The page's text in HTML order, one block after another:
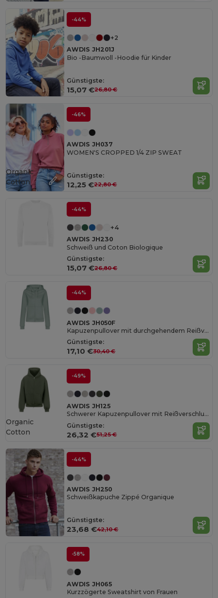
-44%
+2
AWDIS JH201J
Bio -Baumwoll -Hoodie für Kinder
Günstigste:
15,07 €26,80 €
-46%
AWDIS JH037
WOMEN'S CROPPED 1/4 ZIP SWEAT
Günstigste:
12,25 €22,80 €
Organic
Cotton
-44%
+4
AWDIS JH230
Schweiß und Coton Biologique
Günstigste:
15,07 €26,80 €
-44%
AWDIS JH050F
Kapuzenpullover mit durchgehendem Reißverschluss
Günstigste:
17,10 €30,40 €
-49%
AWDIS JH125
Schwerer Kapuzenpullover mit Reißverschluss
Günstigste:
26,32 €51,25 €
Organic
Cotton
-44%
AWDIS JH250
Schweißkapuche Zippé Organique
Günstigste:
23,68 €42,10 €
-58%
AWDIS JH065
Kurzzögerte Sweatshirt von Frauen